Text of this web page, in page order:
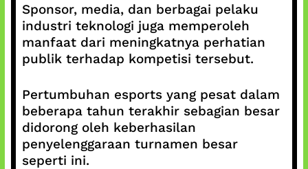
Sponsor, media, dan berbagai pelaku
industri teknologi juga memperoleh
manfaat dari meningkatnya perhatian
publik terhadap kompetisi tersebut.
Pertumbuhan esports yang pesat dalam
beberapa tahun terakhir sebagian besar
didorong oleh keberhasilan
penyelenggaraan turnamen besar
seperti ini.